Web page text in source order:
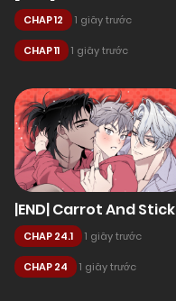
CHAP 12 1 giây trước
CHAP 11 1 giây trước
|END| Carrot And Stick
CHAP 24.1 1 giây trước
CHAP 24 1 giây trước